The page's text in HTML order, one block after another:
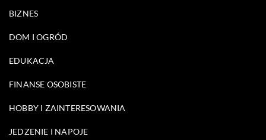
BIZNES
DOM I OGRÓD
EDUKACJA
FINANSE OSOBISTE
HOBBY I ZAINTERESOWANIA
JEDZENIE I NAPOJE